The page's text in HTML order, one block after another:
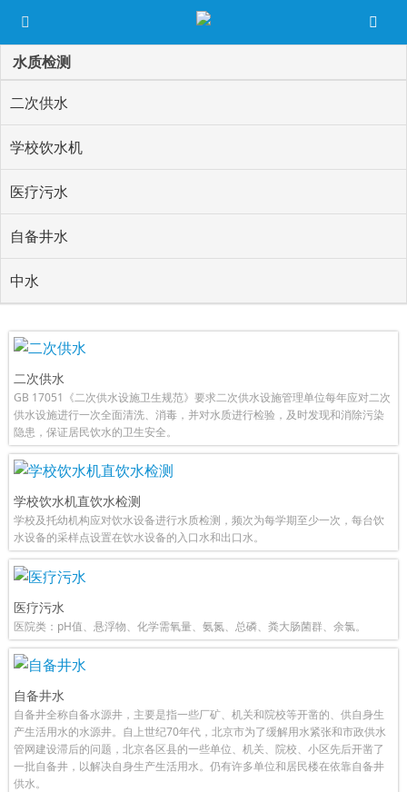
水质检测
二次供水
学校饮水机
医疗污水
自备井水
中水
二次供水
GB 17051《二次供水设施卫生规范》要求二次供水设施管理单位每年应对二次
供水设施进行一次全面清洗、消毒，并对水质进行检验，及时发现和消除污染
隐患，保证居民饮水的卫生安全。
学校饮水机直饮水检测
学校及托幼机构应对饮水设备进行水质检测，频次为每学期至少一次，每台饮
水设备的采样点设置在饮水设备的入口水和出口水。
医疗污水
医院类：pH值、悬浮物、化学需氧量、氨氮、总磷、粪大肠菌群、余氯。
自备井水
自备井全称自备水源井，主要是指一些厂矿、机关和院校等开凿的、供自身生
产生活用水的水源井。自上世纪70年代，北京市为了缓解用水紧张和市政供水
管网建设滞后的问题，北京各区县的一些单位、机关、院校、小区先后开凿了
一批自备井，以解决自身生产生活用水。仍有许多单位和居民楼在依靠自备井
供水。